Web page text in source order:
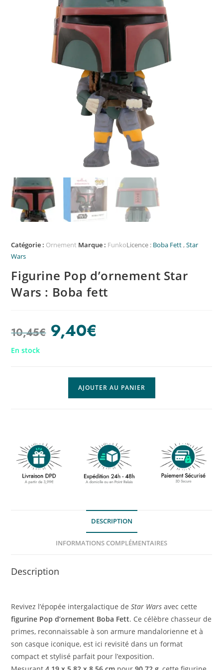
Catégorie : Ornement Marque : FunkoLicence : Boba Fett,Star
Wars
Figurine Pop d’ornement Star
Wars : Boba fett
10,45€ 9,40€
En stock
AJOUTER AU PANIER
DESCRIPTION
INFORMATIONS COMPLÉMENTAIRES
Description
Revivez l’épopée intergalactique deStar Wars avec cette
figurine Pop d’ornement Boba Fett. Ce célèbre chasseur de
primes, reconnaissable à son armure mandalorienne et à
son casque iconique, est ici revisité dans un format
compact et stylisé parfait pour l’exposition.